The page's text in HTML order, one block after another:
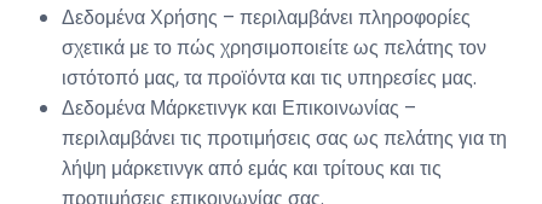
Δεδομένα Χρήσης – περιλαμβάνει πληροφορίες
σχετικά με το πώς χρησιμοποιείτε ως πελάτης τον
ιστότοπό μας, τα προϊόντα και τις υπηρεσίες μας.
Δεδομένα Μάρκετινγκ και Επικοινωνίας –
περιλαμβάνει τις προτιμήσεις σας ως πελάτης για τη
λήψη μάρκετινγκ από εμάς και τρίτους και τις